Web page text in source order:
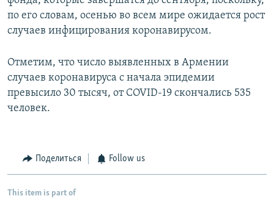
по его словам, осенью во всем мире ожидается рост
случаев инфицирования коронавирусом.
Отметим, что число выявленных в Армении
случаев коронавируса с начала эпидемии
превысило 30 тысяч, от COVID-19 скончались 535
человек.
Поделиться Follow us
This item is part of